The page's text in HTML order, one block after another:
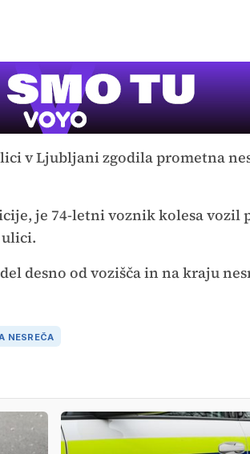
v Ljubljani zgodila prometna
je 74-letni voznik kolesa vozil
desno od vozišča in na kraju
NESREČA